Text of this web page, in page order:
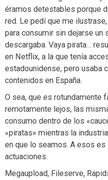
éramos detestables porque
red. Le pedí que me
para consumir sin dejarse un
descargaba. Vaya pirata…
en Netflix, a la que tenía
estadounidense, pero usaba
contenidos en España.
O sea, que es rotundamente
remotamente lejos, las
consumo dentro de los
«piratas» mientras la
en que lo seamos. A esos
actuaciones.
Megaupload, Fileserve,